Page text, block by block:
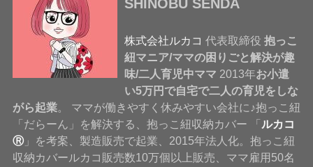
SHINOBU SENDA
株式会社ルカコ 代表取締役抱っこ
紐マニア/ママの困りごと解決が趣
味/二人育児中ママ 2013年お小遣
い5万円で自宅で二人の育児をしな
がら起業。 ママが働きやすく休みやすい会社に♪抱っこ紐
「だらーん」を解決する、抱っこ紐収納カバー 「 ルカコ
Ⓡ」を考案、製造販売で起業、2015年法人化。抱っこ紐
収納カバールカコ販売数10万個以上販売、ママ雇用50名